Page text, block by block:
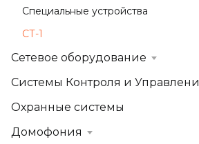
Специальные устройства
СТ-1
Сетевое оборудование
Системы Контроля и
Охранные системы
Домофония